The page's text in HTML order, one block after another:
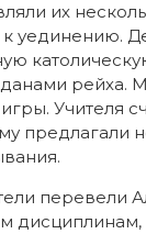
их
уединению.
рейха.
Учителя
предлагали
перевели